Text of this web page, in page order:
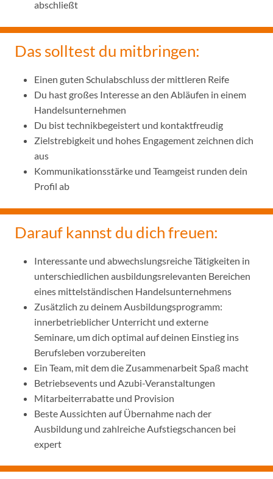
abschließt
Das solltest du mitbringen:
Einen guten Schulabschluss der mittleren Reife
Du hast großes Interesse an den Abläufen in einem
Handelsunternehmen
Du bist technikbegeistert und kontaktfreudig
Zielstrebigkeit und hohes Engagement zeichnen dich
aus
Kommunikationsstärke und Teamgeist runden dein
Profil ab
Darauf kannst du dich freuen:
Interessante und abwechslungsreiche Tätigkeiten in
unterschiedlichen ausbildungsrelevanten Bereichen
eines mittelständischen Handelsunternehmens
Zusätzlich zu deinem Ausbildungsprogramm:
innerbetrieblicher Unterricht und externe
Seminare, um dich optimal auf deinen Einstieg ins
Berufsleben vorzubereiten
Ein Team, mit dem die Zusammenarbeit Spaß macht
Betriebsevents und Azubi-Veranstaltungen
Mitarbeiterrabatte und Provision
Beste Aussichten auf Übernahme nach der
Ausbildung und zahlreiche Aufstiegschancen bei
expert